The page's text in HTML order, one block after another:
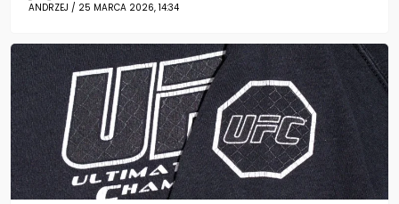
ANDRZEJ / 25 MARCA 2026, 14:34